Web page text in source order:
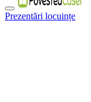
Prezentări locuințe